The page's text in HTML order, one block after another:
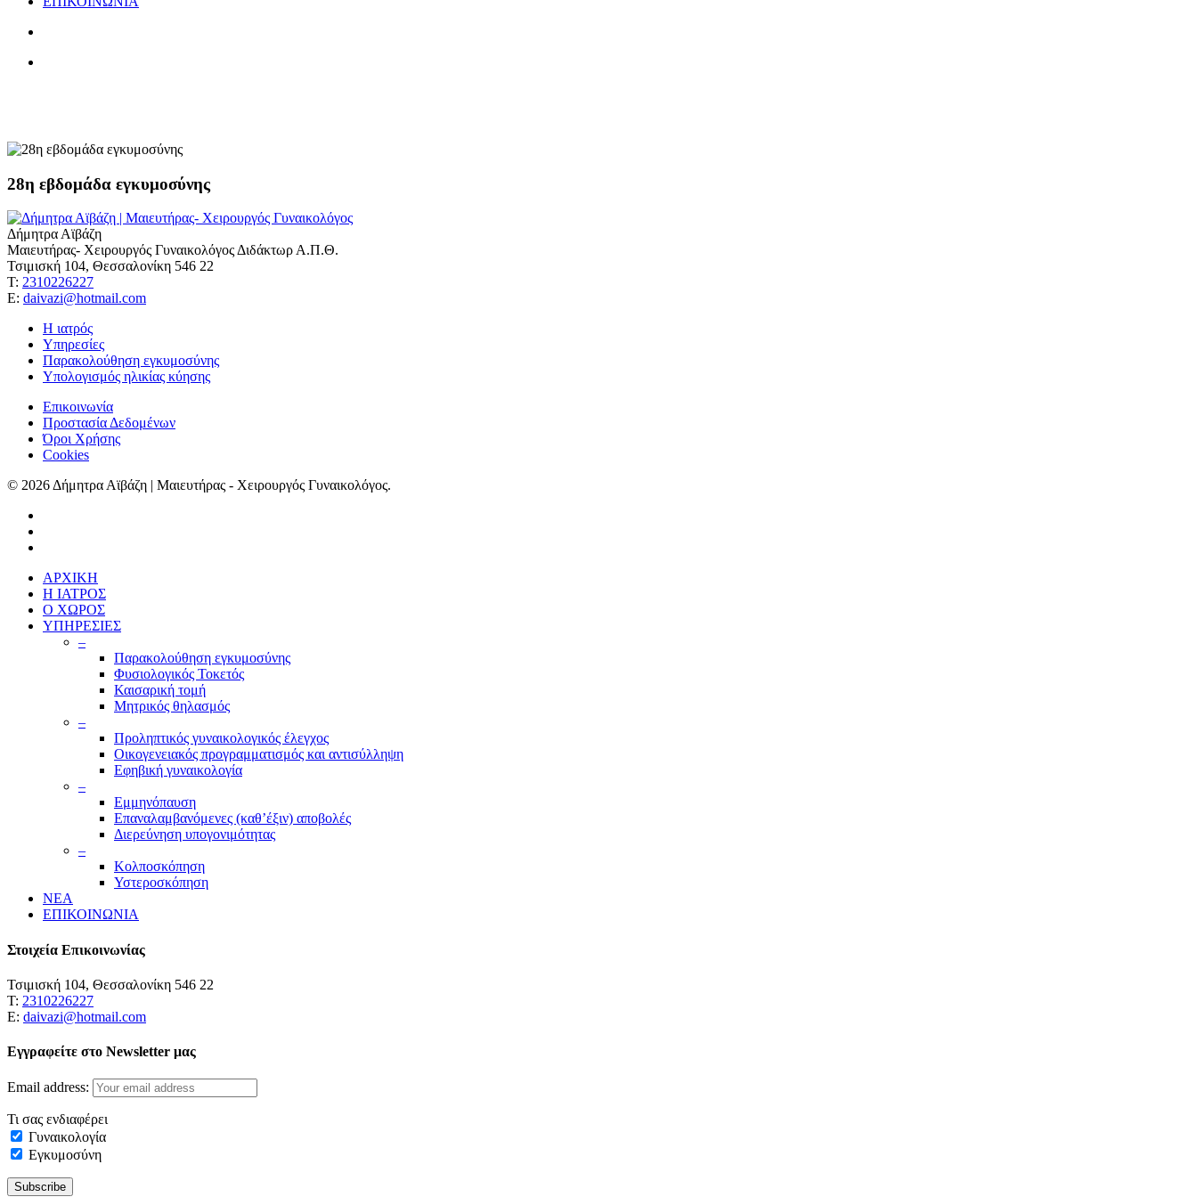
28η εβδομάδα εγκυμοσύνης
Δήμητρα Αϊβάζη
Μαιευτήρας- Χειρουργός Γυναικολόγος Διδάκτωρ Α.Π.Θ.
Τσιμισκή 104, Θεσσαλονίκη 546 22
Τ: 2310226227
Ε: daivazi@hotmail.com
Η ιατρός
Υπηρεσίες
Παρακολούθηση εγκυμοσύνης
Υπολογισμός ηλικίας κύησης
Επικοινωνία
Προστασία Δεδομένων
Όροι Χρήσης
Cookies
© 2026 Δήμητρα Αϊβάζη | Μαιευτήρας - Χειρουργός Γυναικολόγος.
ΑΡΧΙΚΗ
Η ΙΑΤΡΟΣ
Ο ΧΩΡΟΣ
ΥΠΗΡΕΣΙΕΣ
–
Παρακολούθηση εγκυμοσύνης
Φυσιολογικός Τοκετός
Καισαρική τομή
Μητρικός θηλασμός
–
Προληπτικός γυναικολογικός έλεγχος
Οικογενειακός προγραμματισμός και αντισύλληψη
Εφηβική γυναικολογία
–
Εμμηνόπαυση
Επαναλαμβανόμενες (καθ’έξιν) αποβολές
Διερεύνηση υπογονιμότητας
–
Κολποσκόπηση
Υστεροσκόπηση
ΝΕΑ
ΕΠΙΚΟΙΝΩΝΙΑ
Στοιχεία Επικοινωνίας
Τσιμισκή 104, Θεσσαλονίκη 546 22
Τ: 2310226227
Ε: daivazi@hotmail.com
Εγγραφείτε στο Newsletter μας
Email address:
Τι σας ενδιαφέρει
Γυναικολογία
Εγκυμοσύνη